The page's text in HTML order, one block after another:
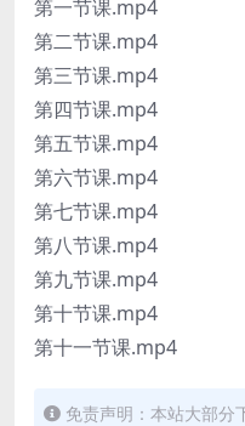
第一节课.mp4
第二节课.mp4
第三节课.mp4
第四节课.mp4
第五节课.mp4
第六节课.mp4
第七节课.mp4
第八节课.mp4
第九节课.mp4
第十节课.mp4
第十一节课.mp4
免责声明：本站大部分